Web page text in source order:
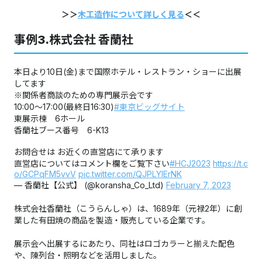
＞＞木工造作について詳しく見る＜＜
事例3.株式会社 香蘭社
本日より10日(金)まで国際ホテル・レストラン・ショーに出展
してます
※関係者商談のための専門展示会です
10:00〜17:00(最終日16:30)#東京ビッグサイト
東展示楝 6ホール
香蘭社ブース番号 6-K13
お問合せは お近くの直営店にて承ります
直営店についてはコメント欄をご覧下さい#HCJ2023 https://t.c
o/GCPqFM5vvV pic.twitter.com/QJPLYlErNK
— 香蘭社【公式】 (@koransha_Co_Ltd) February 7, 2023
株式会社香蘭社（こうらんしゃ）は、1689年（元禄2年）に創
業した有田焼の商品を製造・販売している企業です。
展示会へ出展するにあたり、同社はロゴカラーと揃えた配色
や、陳列台・照明などを活用しました。